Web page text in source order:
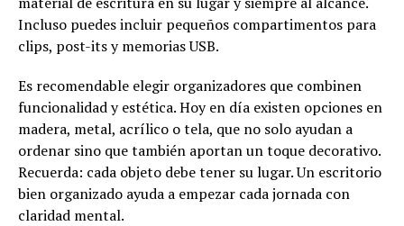
Incluso puedes incluir pequeños compartimentos para
clips, post-its y memorias USB.
Es recomendable elegir organizadores que combinen
funcionalidad y estética. Hoy en día existen opciones en
madera, metal, acrílico o tela, que no solo ayudan a
ordenar sino que también aportan un toque decorativo.
Recuerda: cada objeto debe tener su lugar. Un escritorio
bien organizado ayuda a empezar cada jornada con
claridad mental.